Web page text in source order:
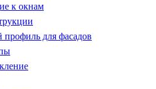
к окнам
для фасадов